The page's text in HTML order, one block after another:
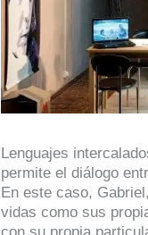
Lenguajes
permite el diálogo
En este caso,
vidas como sus